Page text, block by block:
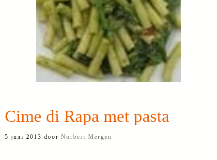
Cime di Rapa met pasta
5 juni 2013 door Norbert Mergen